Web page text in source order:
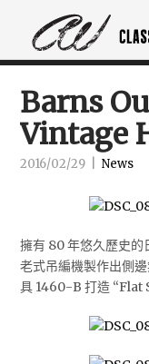
Barns
Vintage
2016/02/29 News
擁有 80 年悠久歷史
老式吊編機製作出側
具 1460-B 打造 “Flat